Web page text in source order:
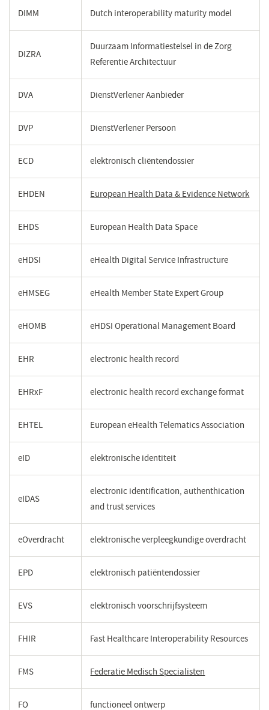
DIMM Dutch interoperability maturity model
DIZRA
Duurzaam Informatiestelsel in de Zorg
Referentie Architectuur
DVA DienstVerlener Aanbieder
DVP DienstVerlener Persoon
ECD elektronisch cliëntendossier
EHDEN European Health Data & Evidence Network
in
EHDS European Health Data Space
eHDSI eHealth Digital Service Infrastructure
eHMSEG eHealth Member State Expert Group
eHOMB eHDSI Operational Management Board
EHR electronic health record
EHRxF electronic health record exchange format
EHTEL European eHealth Telematics Association
eID elektronische identiteit
eIDAS
electronic identification, authenthication
and trust services
eOverdracht elektronische verpleegkundige overdracht
EPD elektronisch patiëntendossier
EVS elektronisch voorschrijfsysteem
FHIR Fast Healthcare Interoperability Resources
FMS Federatie Medisch Specialisten
in
FO functioneel ontwerp